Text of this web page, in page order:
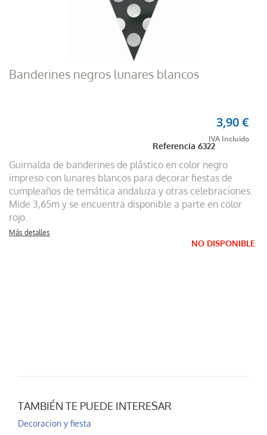
Banderines negros lunares blancos
Referencia6322
3,90 €
Guirnalda de banderines de plástico en color negro
impreso con lunares blancos para decorar fiestas de
cumpleaños de temática andaluza y otras celebraciones.
Mide 3,65m y se encuentra disponible a parte en color
rojo.
Más detalles
NO DISPONIBLE
TAMBIÉN TE PUEDE INTERESAR
Decoracion y fiesta